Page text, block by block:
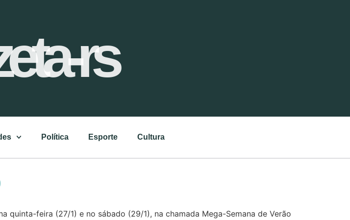
rs
Política Esporte Cultura
quinta-feira (27/1) e no sábado (29/1), na chamada Mega-Semana de Verão